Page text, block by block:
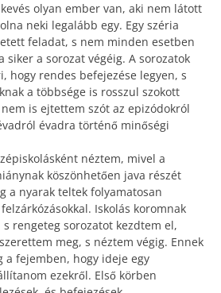
olyan ember van, aki nem látott
neki legalább egy. Egy széria
feladat, s nem minden esetben
siker a sorozat végéig. A sorozatok
hogy rendes befejezése legyen, s
a többsége is rosszul szokott
is ejtettem szót az epizódokról
évadra történő minőségi
néztem, mivel a
köszönhetően java részét
a nyarak teltek folyamatosan
Iskolás koromnak
rengeteg sorozatot kezdtem el,
meg, s néztem végig. Ennek
fejemben, hogy ideje egy
ezekről. Első körben